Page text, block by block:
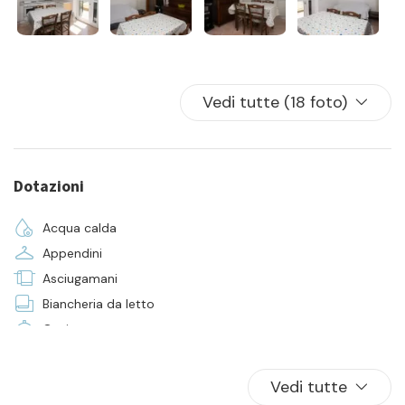
Vedi tutte (18 foto)
Dotazioni
Acqua calda
Appendini
Asciugamani
Biancheria da letto
Cucina
Vedi tutte